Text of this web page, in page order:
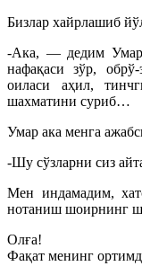
Бизлар хайрлашиб
-Ака, — дедим Умар
нафақаси зўр,
оиласи аҳил,
шахматини суриб…
Умар ака менга
-Шу сўзларни сиз
Мен индамадим,
нотаниш шоирнинг
Олға!
Фақат менинг